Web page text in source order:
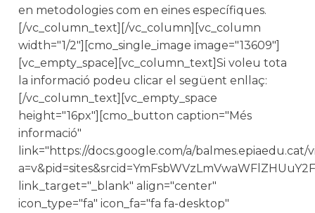
en metodologies com en eines específiques.
[/vc_column_text][/vc_column][vc_column
width="1/2"][cmo_single_image image="13609"]
[vc_empty_space][vc_column_text]Si voleu tota
la informació podeu clicar el següent enllaç:
[/vc_column_text][vc_empty_space
height="16px"][cmo_button caption="Més
informació"
link="https://docs.google.com/a/balmes.epiaedu.cat/
link_target="_blank" align="center"
icon_type="fa" icon_fa="fa fa-desktop"